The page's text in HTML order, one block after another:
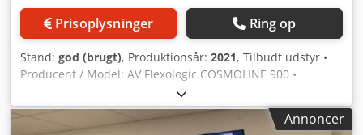
Prisoplysninger Ring op
Stand: god (brugt), Produktionsår: 2021, Tilbudt udstyr •
Producent / Model: AV Flexologic COSMOLINE 900 •
Produktionsår: 2021 Chsdpfjw Tc Upjx Ac Asa • Serienr.:
051121-1059 • Stand: Fremragende – maskinen var i aktiv
drift indtil virksomhedslukning og kan stadig inspiceres i
Annoncer